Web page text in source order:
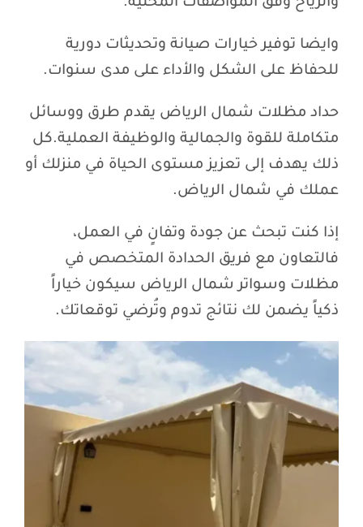
وايضا توفير خيارات صيانة وتحديثات دورية
للحفاظ على الشكل والأداء على مدى سنوات.
حداد مظلات شمال الرياض يقدم طرق ووسائل
متكاملة للقوة والجمالية والوظيفة العملية.كل
ذلك يهدف إلى تعزيز مستوى الحياة في منزلك أو
عملك في شمال الرياض.
إذا كنت تبحث عن جودة وتفانٍ في العمل،
فالتعاون مع فريق الحدادة المتخصص في
مظلات وسواتر شمال الرياض سيكون خياراً
ذكياً يضمن لك نتائج تدوم وتُرضي توقعاتك.